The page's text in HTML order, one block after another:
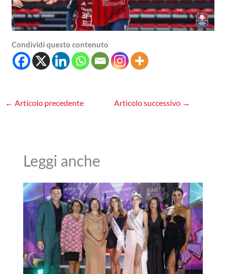
Condividi questo contenuto
← Articolo precedente Articolo successivo →
Leggi anche